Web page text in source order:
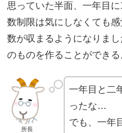
思っていた半面、一年目
数制限は気にしなくても
数が収まるようになりま
のものを作ることができ
所長
一年目と二
ったな…
でも、一年